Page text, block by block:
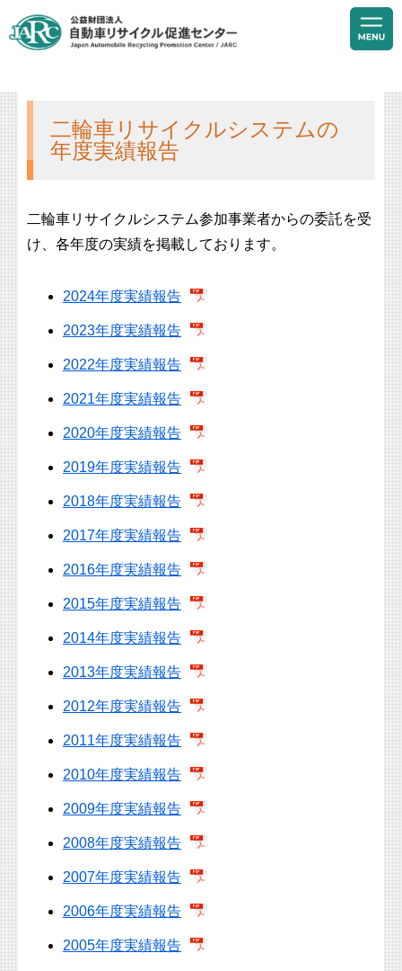
二輪車リサイクルシステムの
年度実績報告
二輪車リサイクルシステム参加事業者からの委託を受
け、各年度の実績を掲載しております。
2024年度実績報告
2023年度実績報告
2022年度実績報告
2021年度実績報告
2020年度実績報告
2019年度実績報告
2018年度実績報告
2017年度実績報告
2016年度実績報告
2015年度実績報告
2014年度実績報告
2013年度実績報告
2012年度実績報告
2011年度実績報告
2010年度実績報告
2009年度実績報告
2008年度実績報告
2007年度実績報告
2006年度実績報告
2005年度実績報告